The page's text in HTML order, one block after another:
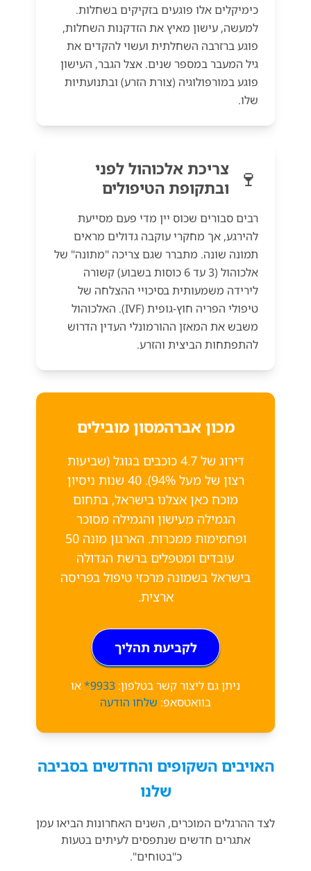
כימיקלים אלו פוגעים בזקיקים בשחלות.
למעשה, עישון מאיץ את הזדקנות השחלות,
פוגע ברזרבה השחלתית ועשוי להקדים את
גיל המעבר במספר שנים. אצל הגבר, העישון
פוגע במורפולוגיה (צורת הזרע) ובתנועתיות
שלו.
🍷
צריכת אלכוהול לפני
ובתקופת הטיפולים
רבים סבורים שכוס יין מדי פעם מסייעת
להירגע, אך מחקרי עוקבה גדולים מראים
תמונה שונה. מתברר שגם צריכה "מתונה" של
אלכוהול (3 עד 6 כוסות בשבוע) קשורה
לירידה משמעותית בסיכויי ההצלחה של
טיפולי הפריה חוץ-גופית (IVF). האלכוהול
משבש את המאזן ההורמונלי העדין הדרוש
להתפתחות הביצית והזרע.
מכון אברהמסון מובילים
דירוג של 4.7 כוכבים בגוגל (שביעות
רצון של מעל 94%). 40 שנות ניסיון
מוכח כאן אצלנו בישראל, בתחום
הגמילה מעישון והגמילה מסוכר
ופחמימות ממכרות. הארגון מונה 50
עובדים ומטפלים ברשת הגדולה
בישראל בשמונה מרכזי טיפול בפריסה
ארצית.
לקביעת תהליך
ניתן גם ליצור קשר בטלפון: 9933* או
בוואטסאפ: שלחו הודעה
האויבים השקופים והחדשים בסביבה
שלנו
לצד ההרגלים המוכרים, השנים האחרונות הביאו עמן
אתגרים חדשים שנתפסים לעיתים בטעות
כ"בטוחים".